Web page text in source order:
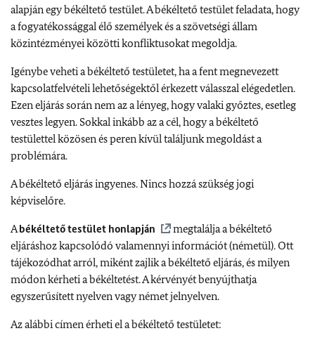
alapján egy békéltető testület. A békéltető testület feladata, hogy
a fogyatékossággal élő személyek és a szövetségi állam
közintézményei közötti konfliktusokat megoldja.
Igénybe veheti a békéltető testületet, ha a fent megnevezett
kapcsolatfelvételi lehetőségektől érkezett válasszal elégedetlen.
Ezen eljárás során nem az a lényeg, hogy valaki győztes, esetleg
vesztes legyen. Sokkal inkább az a cél, hogy a békéltető
testülettel közösen és peren kívül találjunk megoldást a
problémára.
A békéltető eljárás ingyenes. Nincs hozzá szükség jogi
képviselőre.
Abékéltető testület honlapján
megtalálja a békéltető
eljáráshoz kapcsolódó valamennyi információt (németül). Ott
tájékozódhat arról, miként zajlik a békéltető eljárás, és milyen
módon kérheti a békéltetést. A kérvényét benyújthatja
egyszerűsített nyelven vagy német jelnyelven.
Az alábbi címen érheti el a békéltető testületet: